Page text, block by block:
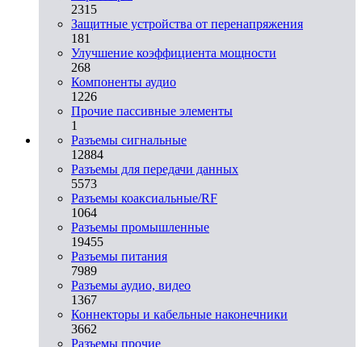
2315
Защитные устройства от перенапряжения
181
Улучшение коэффициента мощности
268
Компоненты аудио
1226
Прочие пассивные элементы
1
Разъeмы сигнальные
12884
Разъeмы для передачи данных
5573
Разъeмы коаксиальные/RF
1064
Разъeмы промышленные
19455
Разъeмы питания
7989
Разъeмы аудио, видео
1367
Коннекторы и кабельные наконечники
3662
Разъeмы прочие